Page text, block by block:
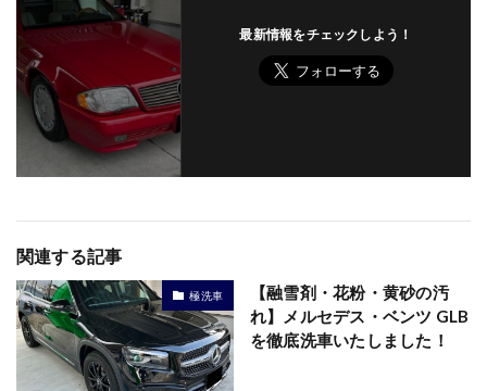
最新情報をチェックしよう！
関連する記事
極洗車
【融雪剤・花粉・黄砂の汚
れ】メルセデス・ベンツ GLB
を徹底洗車いたしました！